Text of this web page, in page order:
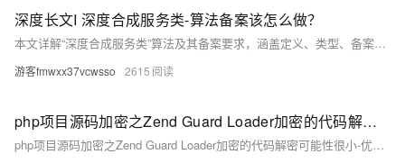
深度长文I 深度合成服务类-算法备案该怎么做？
本文详解“深度合成服务类”算法及其备案要求，涵盖定义、类型、备案流程等内容，助你全面理解合规要点。
游客fmwxx37vcwsso 2615
php项目源码加密之Zend Guard Loader加密的代码解密可能性很小-优雅草卓伊凡
php项目源码加密之Zend Guard Loader加密的代码解密可能性很小-优雅草卓伊凡